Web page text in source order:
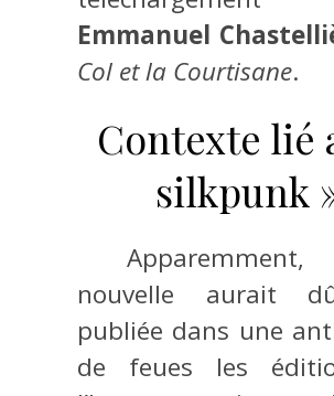
Emmanuel
Col et la Courtisane.
Contexte lié
silkpunk
nouvelle aurait
publiée dans une
de feues les